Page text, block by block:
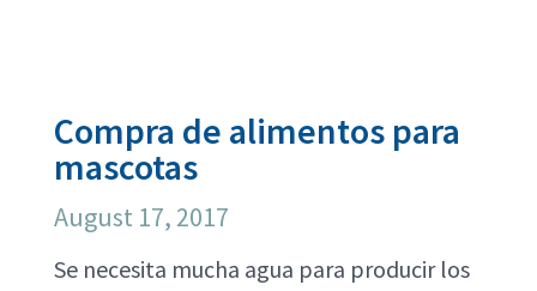
Compra de alimentos para
mascotas
August 17, 2017
Se necesita mucha agua para producir los